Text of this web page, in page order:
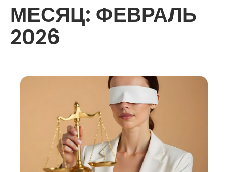
МЕСЯЦ: ФЕВРАЛЬ
2026